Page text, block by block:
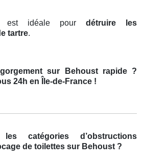
est idéale pour détruire les
tartre.
sur Behoust rapide ?
24h en Île-de-France !
catégories d’obstructions
de toilettes sur Behoust ?